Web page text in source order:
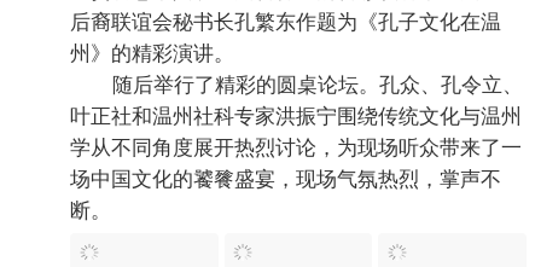
圣贤智慧，共筑温州精神》的精彩演讲，温州孔子
后裔联谊会秘书长孔繁东作题为《孔子文化在温
州》的精彩演讲。
随后举行了精彩的圆桌论坛。孔众、孔令立、
叶正社和温州社科专家洪振宁围绕传统文化与温州
学从不同角度展开热烈讨论，为现场听众带来了一
场中国文化的饕餮盛宴，现场气氛热烈，掌声不
断。